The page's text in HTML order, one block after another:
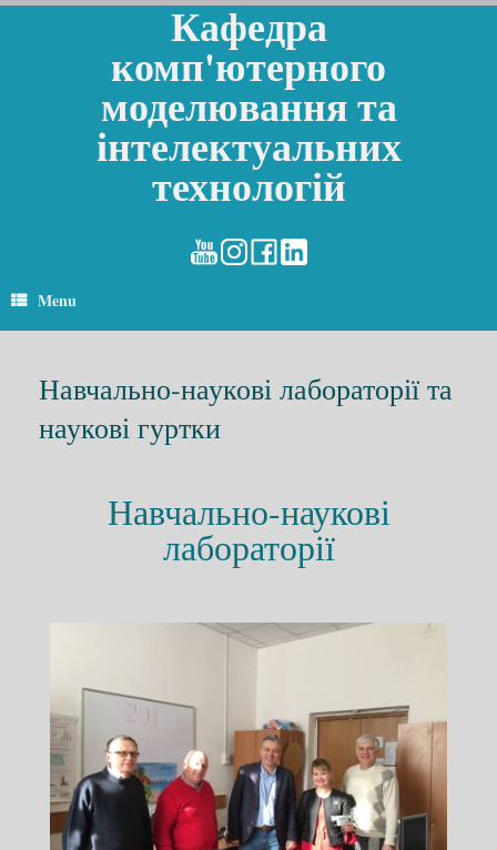
Кафедра
комп'ютерного
моделювання та
інтелектуальних
технологій
Menu
Навчально-наукові лабораторії та
наукові гуртки
Навчально-наукові
лабораторії